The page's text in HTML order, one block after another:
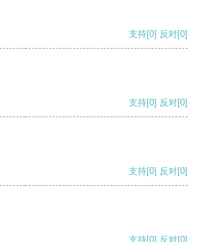
支持[0] 反对[0]
支持[0] 反对[0]
支持[0] 反对[0]
支持[0] 反对[0]